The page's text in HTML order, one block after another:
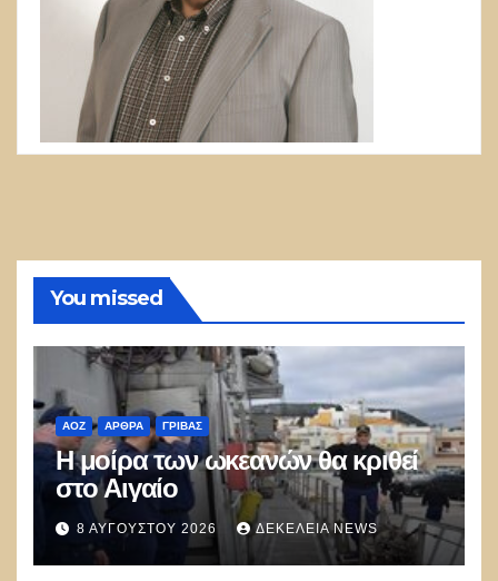
You missed
ΑΟΖ ΑΡΘΡΑ ΓΡΊΒΑΣ
Η μοίρα των ωκεανών θα κριθεί
στο Αιγαίο
8 ΑΥΓΟΎΣΤΟΥ 2026 ΔΕΚΈΛΕΙΑ NEWS